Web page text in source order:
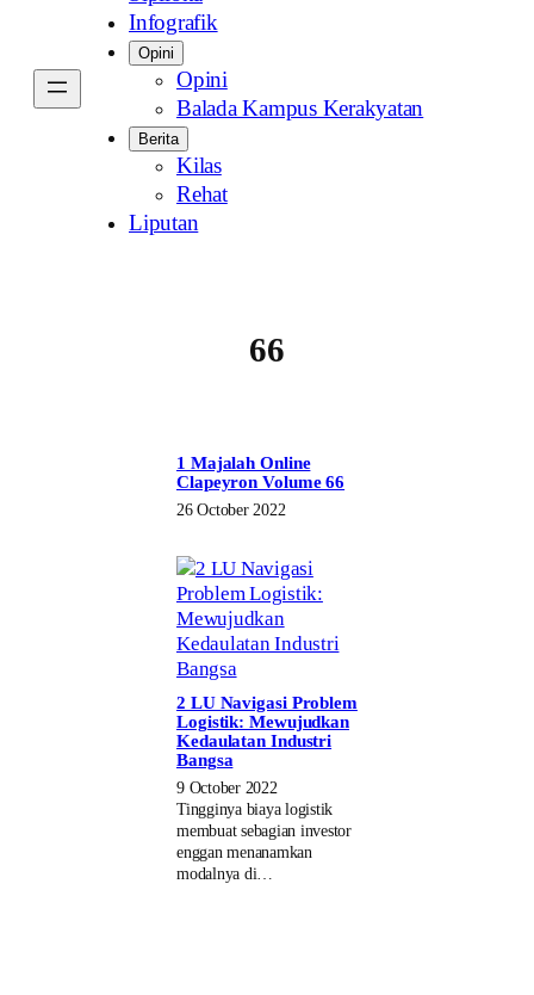
Infografik
Opini
Opini
Balada Kampus Kerakyatan
Berita
Kilas
Rehat
Liputan
66
1 Majalah Online
Clapeyron Volume 66
26 October 2022
2 LU Navigasi Problem
Logistik: Mewujudkan
Kedaulatan Industri
Bangsa
9 October 2022
Tingginya biaya logistik
membuat sebagian investor
enggan menanamkan
modalnya di…